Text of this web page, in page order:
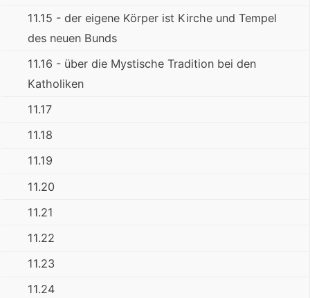
11.15 - der eigene Körper ist Kirche und Tempel
des neuen Bunds
11.16 - über die Mystische Tradition bei den
Katholiken
11.17
11.18
11.19
11.20
11.21
11.22
11.23
11.24